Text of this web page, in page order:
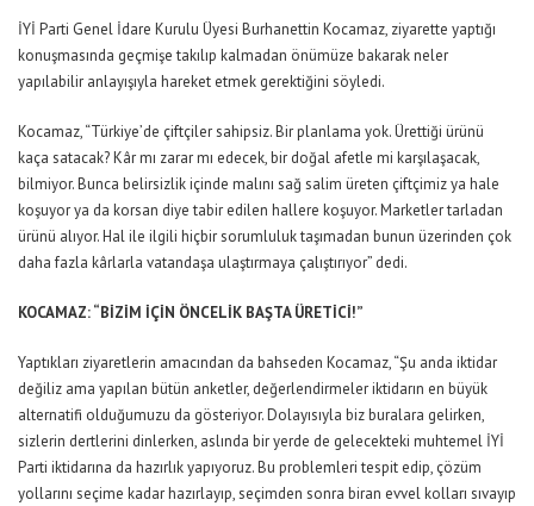
İYİ Parti Genel İdare Kurulu Üyesi Burhanettin Kocamaz, ziyarette yaptığı
konuşmasında geçmişe takılıp kalmadan önümüze bakarak neler
yapılabilir anlayışıyla hareket etmek gerektiğini söyledi.
Kocamaz, “Türkiye’de çiftçiler sahipsiz. Bir planlama yok. Ürettiği ürünü
kaça satacak? Kâr mı zarar mı edecek, bir doğal afetle mi karşılaşacak,
bilmiyor. Bunca belirsizlik içinde malını sağ salim üreten çiftçimiz ya hale
koşuyor ya da korsan diye tabir edilen hallere koşuyor. Marketler tarladan
ürünü alıyor. Hal ile ilgili hiçbir sorumluluk taşımadan bunun üzerinden çok
daha fazla kârlarla vatandaşa ulaştırmaya çalıştırıyor” dedi.
KOCAMAZ: “BİZİM İÇİN ÖNCELİK BAŞTA ÜRETİCİ!”
Yaptıkları ziyaretlerin amacından da bahseden Kocamaz, “Şu anda iktidar
değiliz ama yapılan bütün anketler, değerlendirmeler iktidarın en büyük
alternatifi olduğumuzu da gösteriyor. Dolayısıyla biz buralara gelirken,
sizlerin dertlerini dinlerken, aslında bir yerde de gelecekteki muhtemel İYİ
Parti iktidarına da hazırlık yapıyoruz. Bu problemleri tespit edip, çözüm
yollarını seçime kadar hazırlayıp, seçimden sonra biran evvel kolları sıvayıp